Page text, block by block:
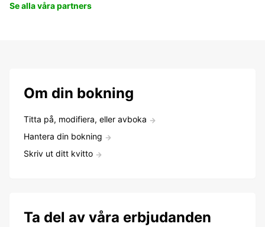
Se alla våra partners
Om din bokning
Titta på, modifiera, eller avboka
Hantera din bokning
Skriv ut ditt kvitto
Ta del av våra erbjudanden